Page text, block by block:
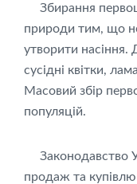
Збирання
природи тим, що
утворити
сусідні квітки,
Масовий збір
популяцій.
Законодавство
продаж та